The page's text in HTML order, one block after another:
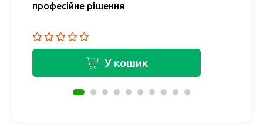
професійне рішення
У кошик